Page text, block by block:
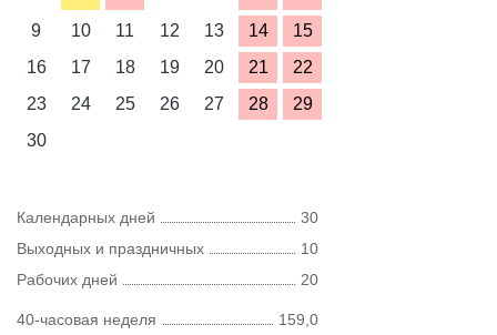
9
10 11 12 13 14
15
16
17 18 19 20 21
22
23
24 25 26 27 28
29
30
Календарных дней
30
Выходных и праздничных
10
Рабочих дней
20
40-часовая неделя
159,0